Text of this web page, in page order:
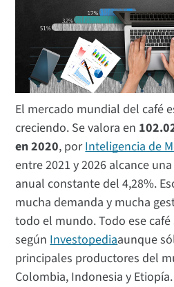
El mercado mundial del café
creciendo. Se valora en
en 2020, porInteligencia de
entre 2021 y 2026 alcance
anual constante del 4,28%.
mucha demanda y mucha
todo el mundo. Todo ese
segúnInvestopediaaunque
principales productores del
Colombia, Indonesia y Etiopía.